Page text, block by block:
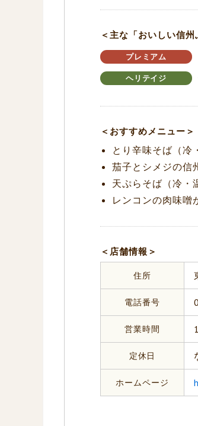
＜主な「おいしい信
プレミアム
ヘリテイジ
＜おすすめメニュー＞
とり辛味そば（
茄子とシメジの
天ぷらそば（冷
レンコンの肉味
＜店舗情報＞
住所
電話番号
営業時間
定休日
ホームページ